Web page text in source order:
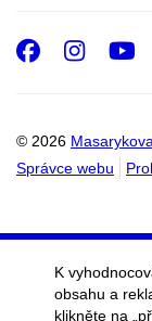
© 2026
Správce webu
K
obsahu a
klikněte na